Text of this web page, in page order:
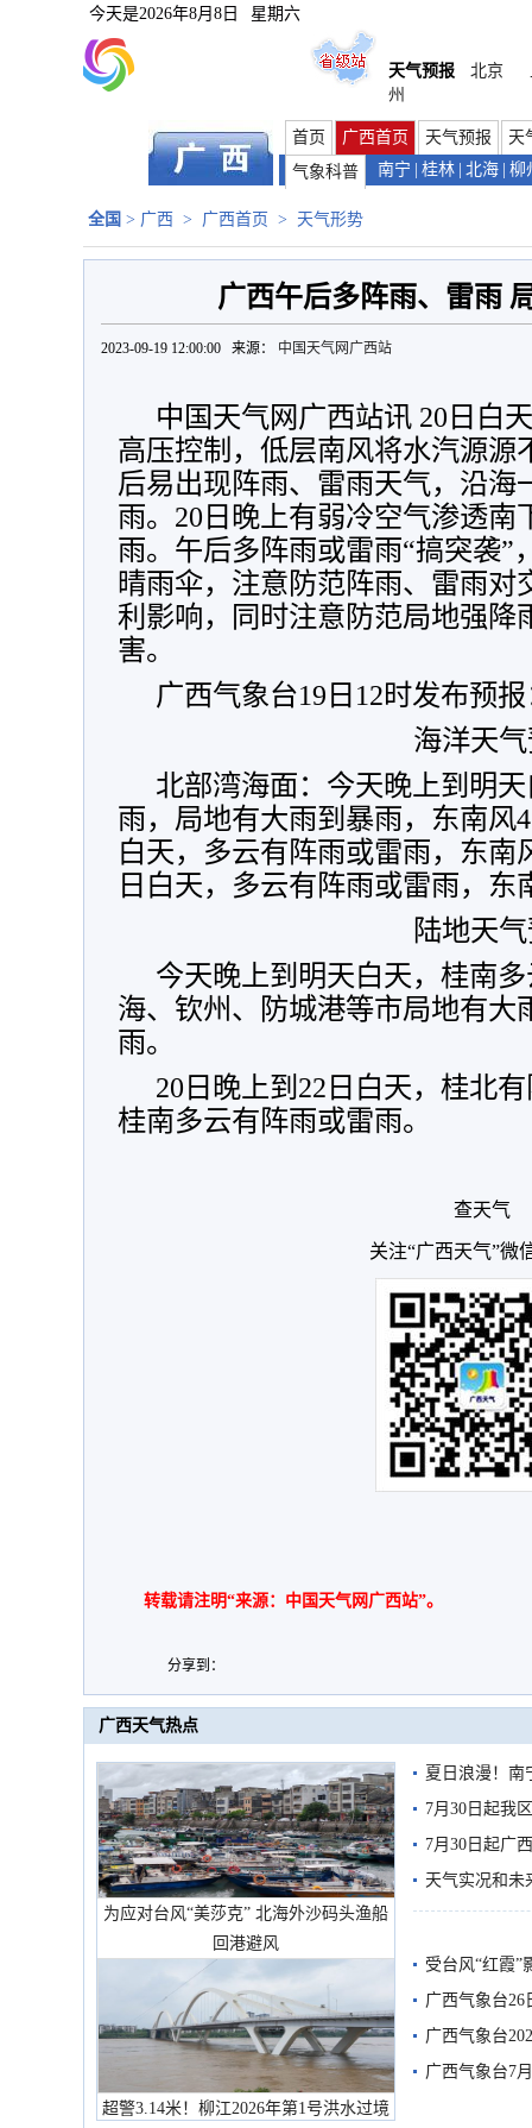
今天是2026年8月8日 星期六
天气预报 北京
州
首页 广西首页 天气预报
天
气象科普
南宁 桂林 北海 柳
全国 > 广西 > 广西首页 > 天气形势
广西午后多阵雨、雷雨
2023-09-19 12:00:00 来源： 中国天气网广西站
中国天气网广西站讯 20日白
高压控制，低层南风将水汽源源
后易出现阵雨、雷雨天气，沿海
雨。20日晚上有弱冷空气渗透南
雨。午后多阵雨或雷雨“搞突袭”
晴雨伞，注意防范阵雨、雷雨对
利影响，同时注意防范局地强降
害。
广西气象台19日12时发布预
海洋天
北部湾海面：今天晚上到明
雨，局地有大雨到暴雨，东南风
白天，多云有阵雨或雷雨，东南
日白天，多云有阵雨或雷雨，东
陆地天
今天晚上到明天白天，桂南
海、钦州、防城港等市局地有大
雨。
20日晚上到22日白天，桂北
桂南多云有阵雨或雷雨。
查天气
关注“广西天气”微
转载请注明“来源：中国天气网广西站”。
分享到：
广西天气热点
为应对台风“美莎克” 北海外沙码头渔船
回港避风
超警3.14米！柳江2026年第1号洪水过境
夏日浪漫！南
7月30日起我
7月30日起广
天气实况和未
受台风“红霞”
有较强降雨
广西气象台26
广西气象台
预警
广西气象台7